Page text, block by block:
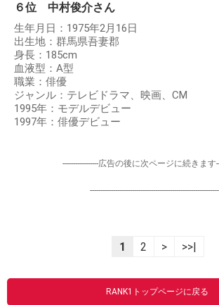
６位 中村俊介さん
生年月日：1975年2月16日
出生地：群馬県吾妻郡
身長：185cm
血液型：A型
職業：俳優
ジャンル：テレビドラマ、映画、CM
1995年：モデルデビュー
1997年：俳優デビュー
-----------------広告の後に次ページに続きます
1 2 > >>|
RANK1トップページに戻る